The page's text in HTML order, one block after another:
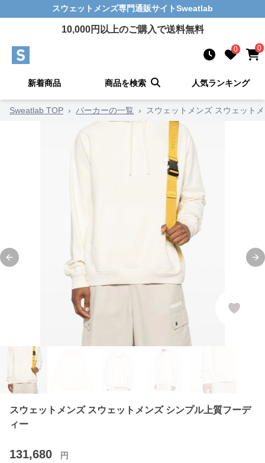
スウェットメンズ専門通販サイトSweatlab
10,000円以上のご購入で送料無料
0 0
新着商品 商品を検索 人気ランキング
Sweatlab TOP › パーカーの一覧 › スウェットメンズ スウェット
Previous slide
スウェットメンズ スウェットメンズ シンプル上質フーデ
ィー
131,680 円